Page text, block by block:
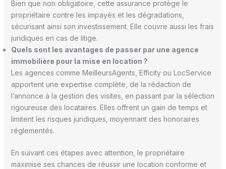
Bien que non obligatoire, cette assurance protège le
propriétaire contre les impayés et les dégradations,
sécurisant ainsi son investissement. Elle couvre aussi les frais
juridiques en cas de litige.
Quels sont les avantages de passer par une agence
immobilière pour la mise en location ?
Les agences comme MeilleursAgents, Efficity ou LocService
apportent une expertise complète, de la rédaction de
l’annonce à la gestion des visites, en passant par la sélection
rigoureuse des locataires. Elles offrent un gain de temps et
limitent les risques juridiques, moyennant des honoraires
réglementés.
En suivant ces étapes avec attention, le propriétaire
maximise ses chances de réussir une location conforme et